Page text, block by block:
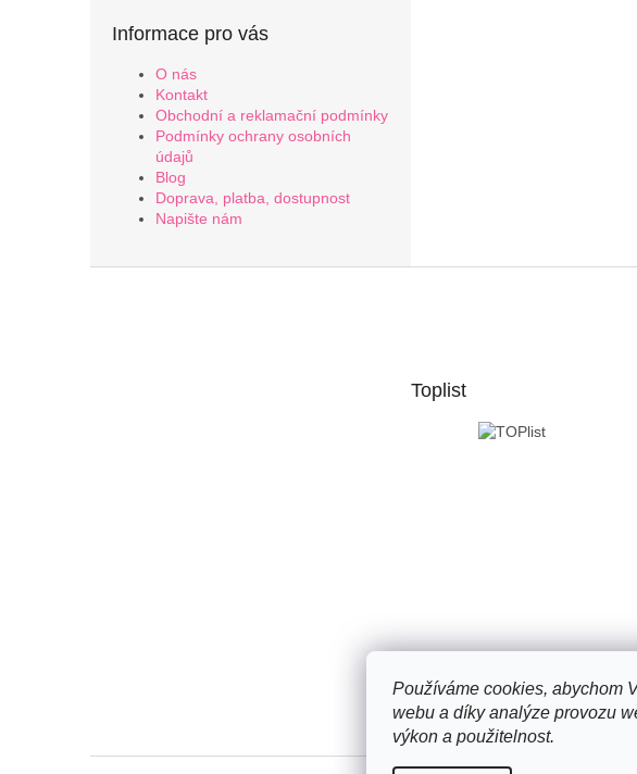
Používáme cookies, abychom
webu a díky analýze provozu
výkon a použitelnost.
Informace pro vás
O nás
Kontakt
Obchodní a reklamační podmínky
Podmínky ochrany osobních
údajů
Blog
Doprava, platba, dostupnost
Napište nám
Toplist